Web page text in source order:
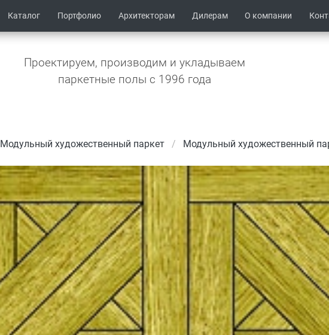
Каталог Портфолио Архитекторам Дилерам О компании
Проектируем, производим и укладываем
паркетные полы c 1996 года
Модульный художественный паркет Модульный художественный